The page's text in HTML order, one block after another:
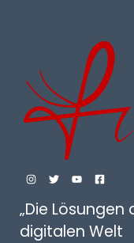
„Die Lösungen
digitalen Welt